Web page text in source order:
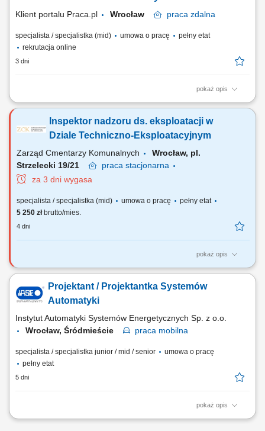
Klient portalu Praca.pl Wrocław praca zdalna
specjalista / specjalistka (mid) umowa o pracę
pełny etat
rekrutacja online
3 dni
pokaż opis
aktywne pozyskiwanie nowych klientów B2B i rozwijanie sieci
oraz zapewnianie im wsparcia, prowadzenie negocjacji handlowych i
przygotowywanie ofert dopasowanych do potrzeb klientów, współpraca
Inspektor nadzoru ds. eksploatacji w
Dziale Techniczno-Eksploatacyjnym
Zarząd Cmentarzy Komunalnych
Wrocław, pl.
Strzelecki 19/21
praca stacjonarna
za 3 dni wygasa
specjalista / specjalistka (mid) umowa o pracę
pełny etat
5 250 złbrutto/mies.
4 dni
pokaż opis
Podstawowe obowiązki na stanowisku: Bieżące monitorowanie stanu
nadzór, typowanie drzew do wycinki i pielęgnacji, Wykonywanie oraz
prowadzenie inwentaryzacji zieleni i gospodarki drzewostanem (w
Projektant / Projektantka Systemów
Automatyki
Instytut Automatyki Systemów Energetycznych Sp. z o.o.
Wrocław, Śródmieście
praca mobilna
specjalista / specjalistka junior / mid / senior
umowa o pracę
pełny etat
5 dni
pokaż opis
Kluczowe zadania: Kompleksowe opracowywanie projektów systemów